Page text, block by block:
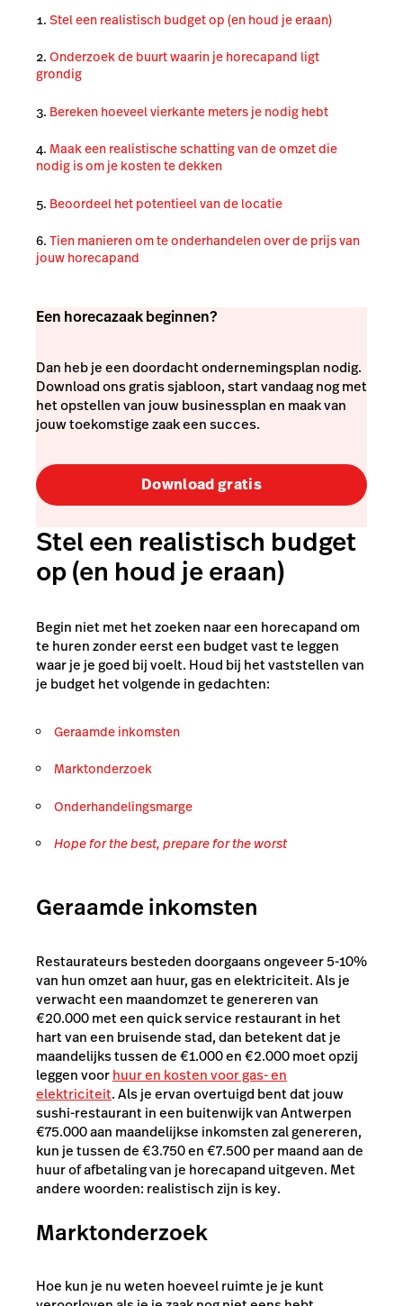
Stel een realistisch budget op (en houd je eraan)
Onderzoek de buurt waarin je horecapand ligt
grondig
Bereken hoeveel vierkante meters je nodig hebt
Maak een realistische schatting van de omzet die
nodig is om je kosten te dekken
Beoordeel het potentieel van de locatie
Tien manieren om te onderhandelen over de prijs van
jouw horecapand
Een horecazaak beginnen?
Dan heb je een doordacht ondernemingsplan nodig.
Download ons gratis sjabloon, start vandaag nog met
het opstellen van jouw businessplan en maak van
jouw toekomstige zaak een succes.
Download gratis
Stel een realistisch budget
op (en houd je eraan)
Begin niet met het zoeken naar een horecapand om
te huren zonder eerst een budget vast te leggen
waar je je goed bij voelt. Houd bij het vaststellen van
je budget het volgende in gedachten:
Geraamde inkomsten
Marktonderzoek
Onderhandelingsmarge
Hope for the best, prepare for the worst
Geraamde inkomsten
Restaurateurs besteden doorgaans ongeveer 5-10%
van hun omzet aan huur, gas en elektriciteit. Als je
verwacht een maandomzet te genereren van
€20.000 met een quick service restaurant in het
hart van een bruisende stad, dan betekent dat je
maandelijks tussen de €1.000 en €2.000 moet opzij
leggen voorhuur en kosten voor gas- en
elektriciteit. Als je ervan overtuigd bent dat jouw
sushi-restaurant in een buitenwijk van Antwerpen
€75.000 aan maandelijkse inkomsten zal genereren,
kun je tussen de €3.750 en €7.500 per maand aan de
huur of afbetaling van je horecapand uitgeven. Met
andere woorden: realistisch zijn is key.
Marktonderzoek
Hoe kun je nu weten hoeveel ruimte je je kunt